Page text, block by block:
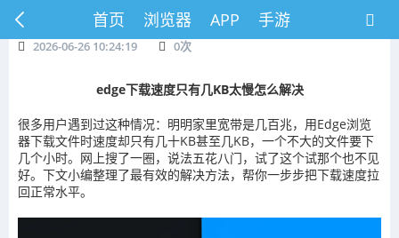
首页 浏览器 APP 手游
2026-06-26 10:24:19 0次
edge下载速度只有几KB太慢怎么解决
很多用户遇到过这种情况：明明家里宽带是几百兆，用Edge浏览
器下载文件时速度却只有几十KB甚至几KB，一个不大的文件要下
几个小时。网上搜了一圈，说法五花八门，试了这个试那个也不见
好。下文小编整理了最有效的解决方法，帮你一步步把下载速度拉
回正常水平。